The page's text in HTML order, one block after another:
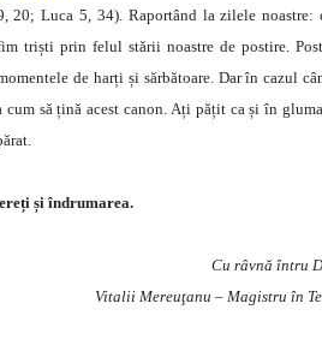
20; Luca 5, 34). Raportând la zilele noastre:
triști prin felul stării noastre de postire.
de harți și sărbătoare. Dar în cazul
să țină acest canon. Ați pățit ca și în
și îndrumarea.
Cu râvnă întru
Vitalii Mereuţanu – Magistru în